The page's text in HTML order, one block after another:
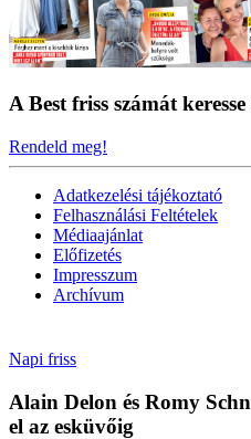
A Best friss számát
Rendeld meg!
Adatkezelési tájékoztató
Felhasználási Feltételek
Médiaajánlat
Előfizetés
Impresszum
Archívum
Napi friss
Alain Delon és Romy
el az esküvőig